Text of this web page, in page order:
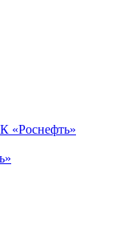
«Роснефть»